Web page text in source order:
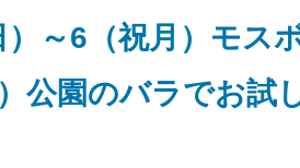
）～6（祝月）モス
公園のバラでお試